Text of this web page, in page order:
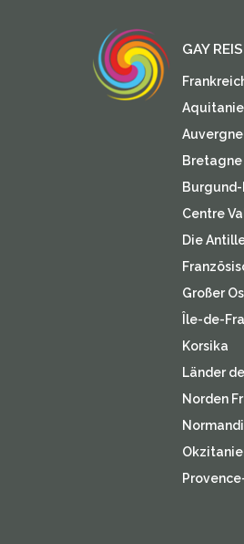
GAY
Bretagne
Centre
Die
Großer
Île-de-
Korsika
Länder
Norden